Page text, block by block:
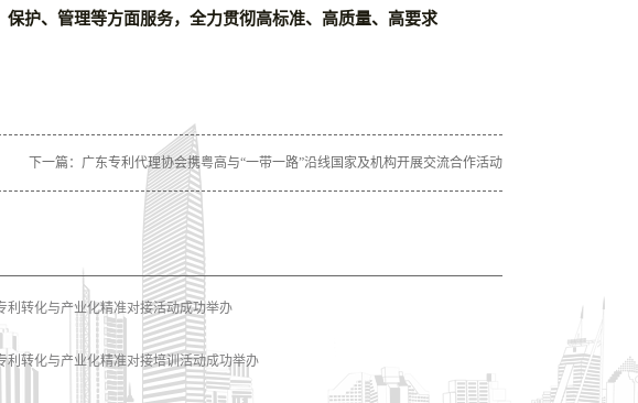
护、管理等方面服务，全力贯彻高标准、高质量、高要求
下一篇： 广东专利代理协会携粤高与“一带一路”沿线国家及机构开展交流合作活动
利转化与产业化精准对接活动成功举办
利转化与产业化精准对接培训活动成功举办